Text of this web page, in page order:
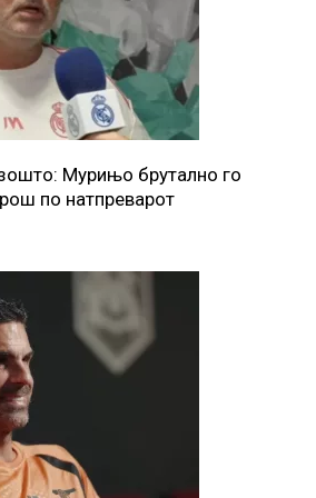
Мурињо брутално го
по натпреварот